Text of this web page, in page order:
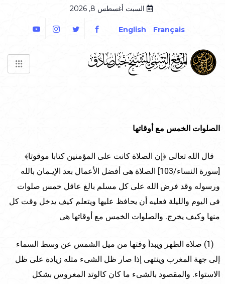
السبت أغسطس 8, 2026
Français
English
الصلوات الخمس مع أوقاتها
قال الله تعالى ﴿إن الصلاة كانت على المؤمنين كتابا موقوتا﴾
[سورة النساء/103] الصلاة هى أفضل الأعمال بعد الإيـمان بالله
ورسوله وقد فرض الله على كل مسلم بالغ عاقل خمس صلوات
فى اليوم والليلة فعليه أن يحافظ عليها ويتعلم كيف يدخل وقت كل
منها وكيف يخرج. والصلوات الخمس مع أوقاتها هى
(1) صلاة الظهر ويبدأ وقتها من ميل الشمس عن وسط السماء
إلى جهة المغرب وينتهى إذا صار ظل الشىء مثله زيادة على ظل
الاستواء. والمقصود بالشىء ما كان كالوتد المغروس بشكل